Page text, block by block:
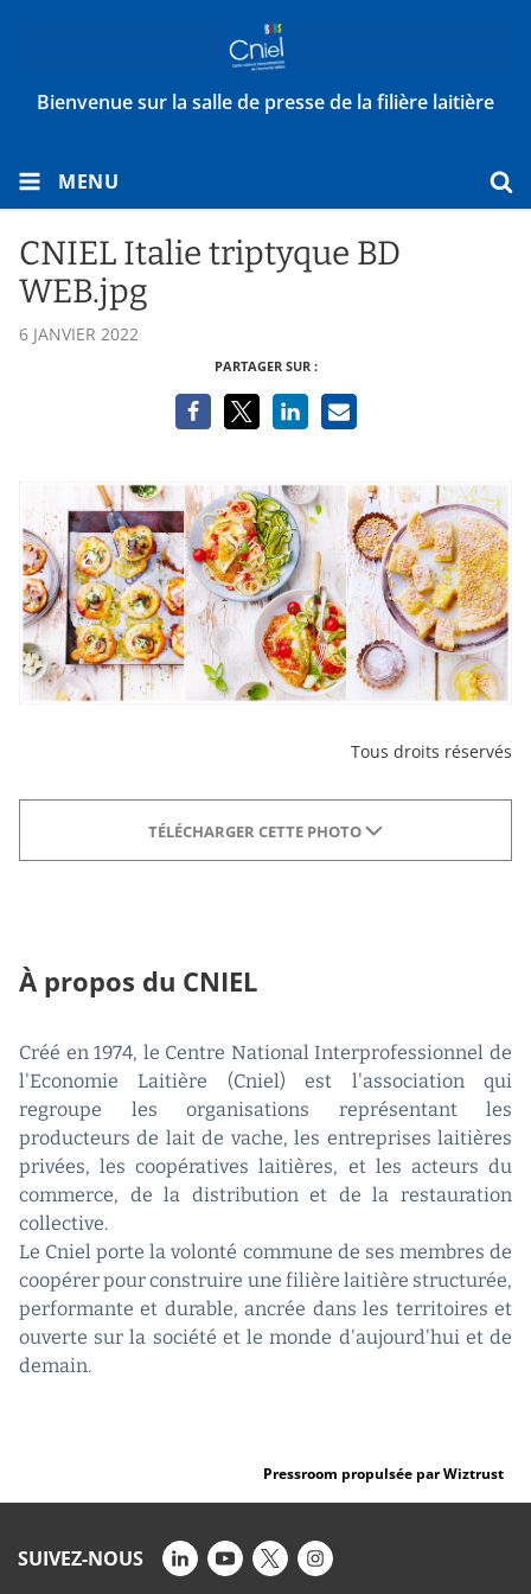
Bienvenue sur la salle de presse de la filière laitière
MENU
CNIEL Italie triptyque BD
WEB.jpg
6 JANVIER 2022
PARTAGER SUR :
Tous droits réservés
TÉLÉCHARGER CETTE PHOTO
À propos du CNIEL
Créé en 1974, le Centre National Interprofessionnel de
l'Economie Laitière (Cniel) est l'association qui
regroupe les organisations représentant les
producteurs de lait de vache, les entreprises laitières
privées, les coopératives laitières, et les acteurs du
commerce, de la distribution et de la restauration
collective.
Le Cniel porte la volonté commune de ses membres de
coopérer pour construire une filière laitière structurée,
performante et durable, ancrée dans les territoires et
ouverte sur la société et le monde d'aujourd'hui et de
demain.
Pressroom propulsée par Wiztrust
SUIVEZ-NOUS